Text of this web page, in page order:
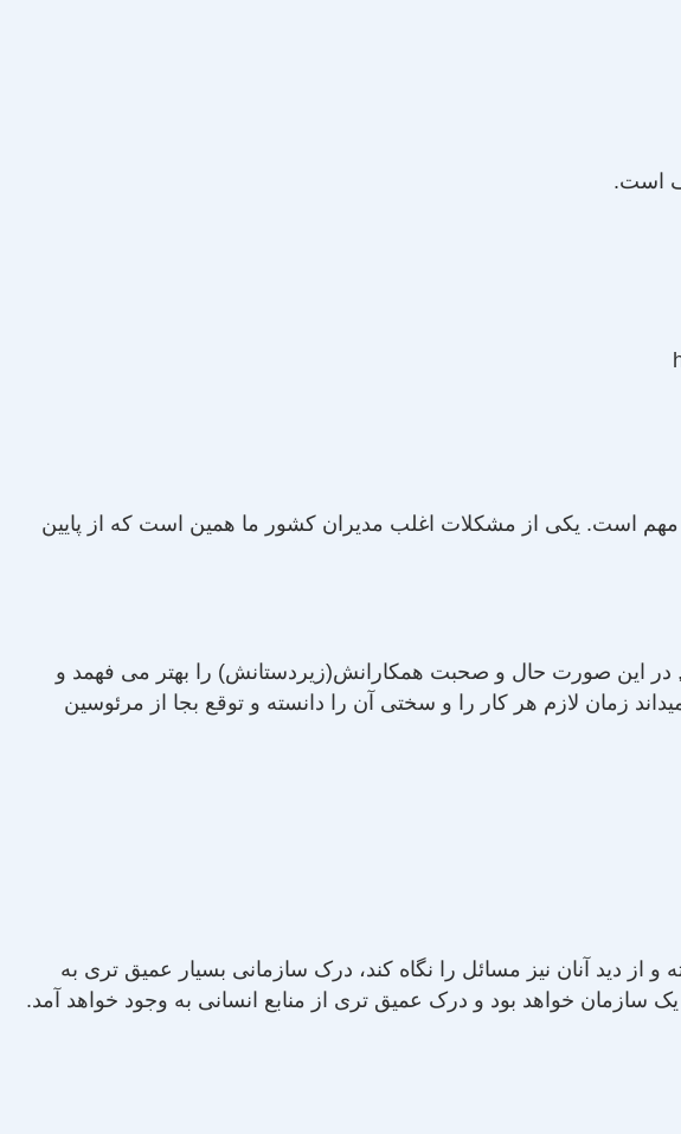
است.
است. یکی از مشکلات اغلب مدیران کشور ما همین است که از پایین
در این صورت حال و صحبت همکارانش(زیردستانش) را بهتر می فهمد و
زمان لازم هر کار را و سختی آن را دانسته و توقع بجا از مرئوسین
از دید آنان نیز مسائل را نگاه کند، درک سازمانی بسیار عمیق تری به
سازمان خواهد بود و درک عمیق تری از منابع انسانی به وجود خواهد آمد.